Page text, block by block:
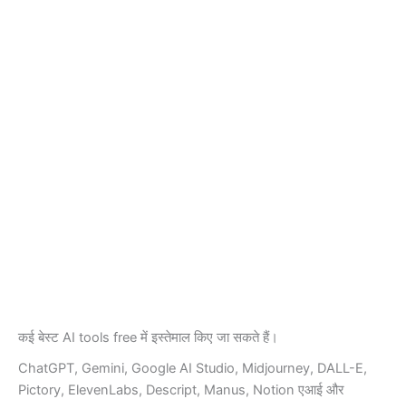
कई बेस्ट AI tools free में इस्तेमाल किए जा सकते हैं।
ChatGPT, Gemini, Google AI Studio, Midjourney, DALL-E,
Pictory, ElevenLabs, Descript, Manus, Notion एआई और